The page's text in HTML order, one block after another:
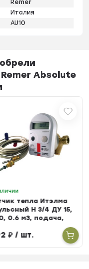
Remer
Италия
AU10
Absolute
тепла Итэлма
Н 3/4 ДУ 15,
0.6 м3, подача,
₽/ шт.